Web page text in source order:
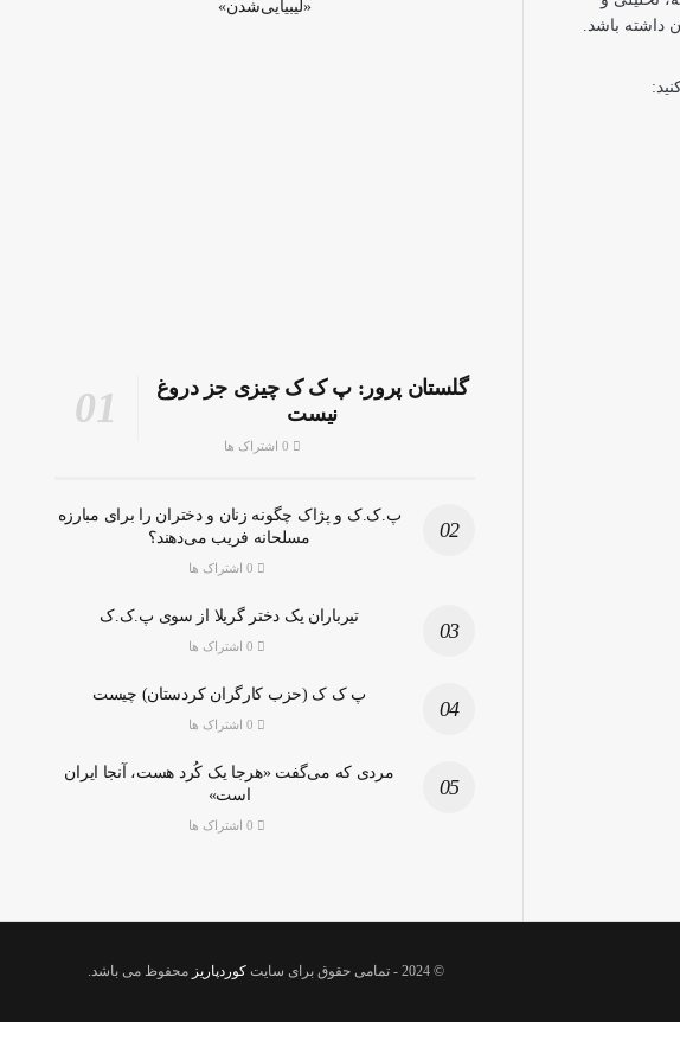
داشته باشد.
«لیبیایی‌شدن»
گلستان پرور: پ ک ک چیزی جز دروغ
نیست
پ.ک.ک و پژاک چگونه زنان و دختران را برای مبارزه
مسلحانه فریب می‌دهند؟
تیرباران یک دختر گریلا از سوی پ.ک.ک
پ ک ک (حزب کارگران کردستان) چیست
مردی که می‌گفت «هرجا یک کُرد هست، آنجا ایران
است»
© 2024 - تمامی حقوق برای سایتکوردپاریز محفوظ می باشد.